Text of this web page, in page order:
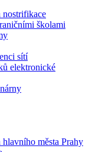
nostrifikace
školami
sítí
elektronické
města Prahy